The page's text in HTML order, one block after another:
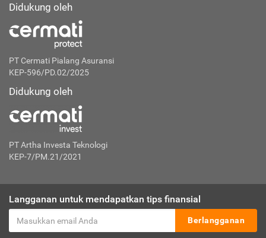
Didukung oleh
PT Cermati Pialang Asuransi
KEP-596/PD.02/2025
Didukung oleh
PT Artha Investa Teknologi
KEP-7/PM.21/2021
Langganan untuk mendapatkan tips finansial
Berlangganan